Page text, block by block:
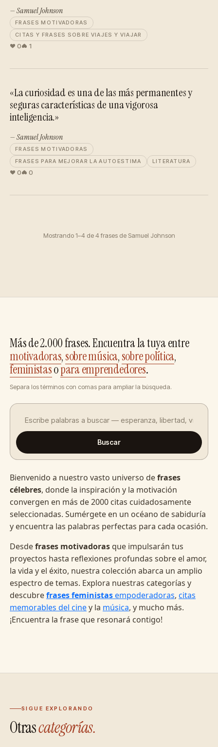
— Samuel Johnson
FRASES MOTIVADORAS
CITAS Y FRASES SOBRE VIAJES Y VIAJAR
0 1
«La curiosidad es una de las más permanentes y
seguras características de una vigorosa
inteligencia.»
— Samuel Johnson
FRASES MOTIVADORAS
FRASES PARA MEJORAR LA AUTOESTIMA
LITERATURA
0 0
Mostrando 1–4 de 4 frases de Samuel Johnson
Más de 2.000 frases. Encuentra la tuya entre
motivadoras,sobre música,sobre política,
feministasopara emprendedores.
Separa los términos con comas para ampliar la búsqueda.
Buscar
Bienvenido a nuestro vasto universo defrases
célebres, donde la inspiración y la motivación
convergen en más de 2000 citas cuidadosamente
seleccionadas. Sumérgete en un océano de sabiduría
y encuentra las palabras perfectas para cada ocasión.
Desdefrases motivadoras que impulsarán tus
proyectos hasta reflexiones profundas sobre el amor,
la vida y el éxito, nuestra colección abarca un amplio
espectro de temas. Explora nuestras categorías y
descubrefrases feministasempoderadoras, citas
memorables del ciney la música, y mucho más.
¡Encuentra la frase que resonará contigo!
SIGUE EXPLORANDO
Otrascategorías.